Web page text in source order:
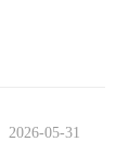
2026-05-31